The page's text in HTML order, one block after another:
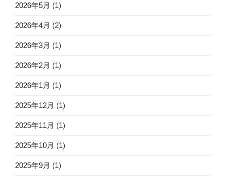
2026年5月 (1)
2026年4月 (2)
2026年3月 (1)
2026年2月 (1)
2026年1月 (1)
2025年12月 (1)
2025年11月 (1)
2025年10月 (1)
2025年9月 (1)